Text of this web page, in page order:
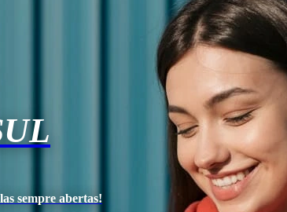
sempre abertas!